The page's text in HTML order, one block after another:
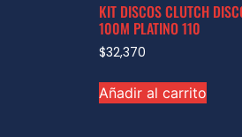
KIT DISCOS CLUTCH
100M PLATINO 110
$32,370
Añadir al carrito